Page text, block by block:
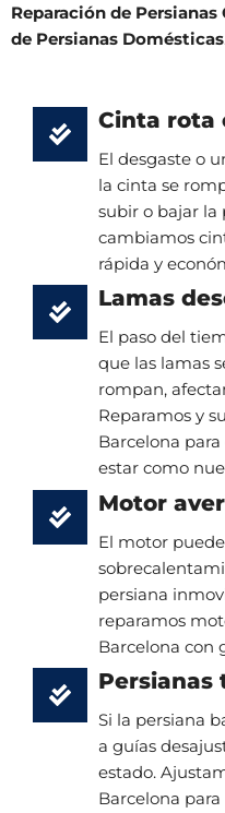
Reparación de
de Persianas Domésticas
Cinta rota
El desgaste o
la cinta se
subir o bajar la
cambiamos
rápida y
Lamas
El paso del
que las lamas
rompan,
Reparamos y
Barcelona
estar como
Motor
El motor
persiana
reparamos
Barcelona con
Persianas
Si la persiana
a guías
estado.
Barcelona